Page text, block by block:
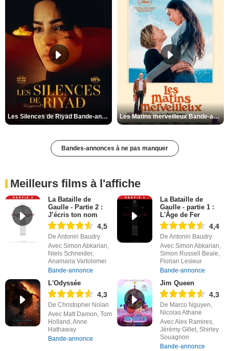
Les Silences de Riyad Bande-annonce VO STFR Les Matins merveilleux Bande-annonce VF
Bandes-annonces à ne pas manquer
Meilleurs films à l'affiche
La Bataille de
Gaulle - Partie 2 :
J’écris ton nom
4,5
De Antonin Baudry
Avec Simon Abkarian,
Niels Schneider,
Anamaria Vartolomei
Bande-annonce
La Bataille de
Gaulle - partie 1 :
L'Âge de Fer
4,4
De Antonin Baudry
Avec Simon Abkarian,
Simon Russell Beale,
Florian Lesieur
Bande-annonce
L'Odyssée
4,3
De Christopher Nolan
Avec Matt Damon, Tom
Holland, Anne
Hathaway
Bande-annonce
Jim Queen
4,3
De Marco Nguyen,
Nicolas Athane
Avec Alex Ramires,
Jérémy Gillet, Shirley
Souagnon
Bande-annonce